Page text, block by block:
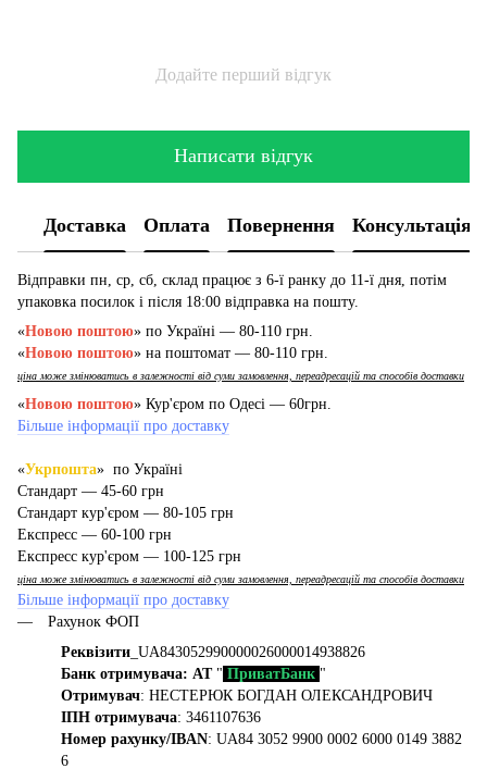
Додайте перший відгук
Написати відгук
Доставка Оплата Повернення Консультація
Відправки пн, ср, сб, склад працює з 6-ї ранку до 11-ї дня, потім
упаковка посилок і після 18:00 відправка на пошту.
«Новою поштою» по Україні — 80-110 грн.
«Новою поштою» на поштомат — 80-110 грн.
ціна може змінюватись в залежності від суми замовлення, переадресацій та способів доставки
«Новою поштою» Кур'єром по Одесі — 60грн.
Більше інформації про доставку
«Укрпошта» по Україні
Стандарт — 45-60 грн
Стандарт кур'єром — 80-105 грн
Експресс — 60-100 грн
Експресс кур'єром — 100-125 грн
ціна може змінюватись в залежності від суми замовлення, переадресацій та способів доставки
Більше інформації про доставку
Рахунок ФОП
Реквізити _UA843052990000026000014938826
Банк отримувача: АТ" ПриватБанк "
Отримувач: НЕСТЕРЮК БОГДАН ОЛЕКСАНДРОВИЧ
ІПН отримувача: 3461107636
Номер рахунку/IBAN: UA84 3052 9900 0002 6000 0149 3882
6